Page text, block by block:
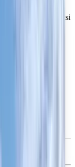
Kiwi.com Kredisi